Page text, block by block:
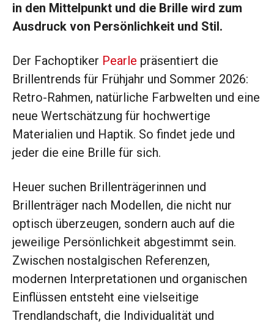
in den Mittelpunkt und die Brille wird zum
Ausdruck von Persönlichkeit und Stil.
Der Fachoptiker Pearle präsentiert die
Brillentrends für Frühjahr und Sommer 2026:
Retro-Rahmen, natürliche Farbwelten und eine
neue Wertschätzung für hochwertige
Materialien und Haptik. So findet jede und
jeder die eine Brille für sich.
Heuer suchen Brillenträgerinnen und
Brillenträger nach Modellen, die nicht nur
optisch überzeugen, sondern auch auf die
jeweilige Persönlichkeit abgestimmt sein.
Zwischen nostalgischen Referenzen,
modernen Interpretationen und organischen
Einflüssen entsteht eine vielseitige
Trendlandschaft, die Individualität und